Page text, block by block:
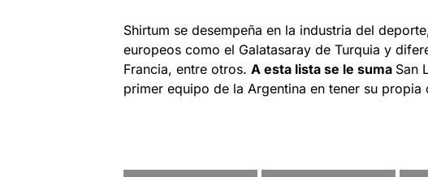
Shirtum se desempeña en la industria del
europeos como el Galatasaray de Turquia y
Francia, entre otros. A esta lista se le suma San
primer equipo de la Argentina en tener su